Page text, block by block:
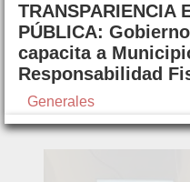
TRANSPARIENCIA
PÚBLICA:
capacita a
Responsabilidad
Generales